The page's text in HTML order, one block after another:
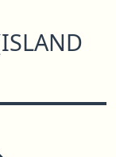
ISLAND